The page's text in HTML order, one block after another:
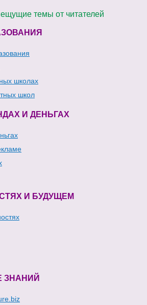
темы от читателей
школах
школ
И ДЕНЬГАХ
И БУДУЩЕМ
ЗНАНИЙ